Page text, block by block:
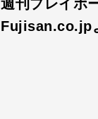
週刊プレイボ
Fujisan.co.jp